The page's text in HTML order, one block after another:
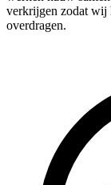
verkrijgen zodat wij
overdragen.